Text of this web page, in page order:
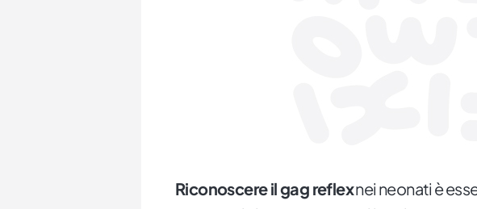
Riconoscere il gag reflexnei neonati è